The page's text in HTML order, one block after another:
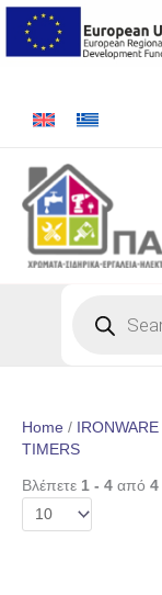
Skip
content
Home / IRONWARE
TIMERS
Βλέπετε 1 - 4 από 4